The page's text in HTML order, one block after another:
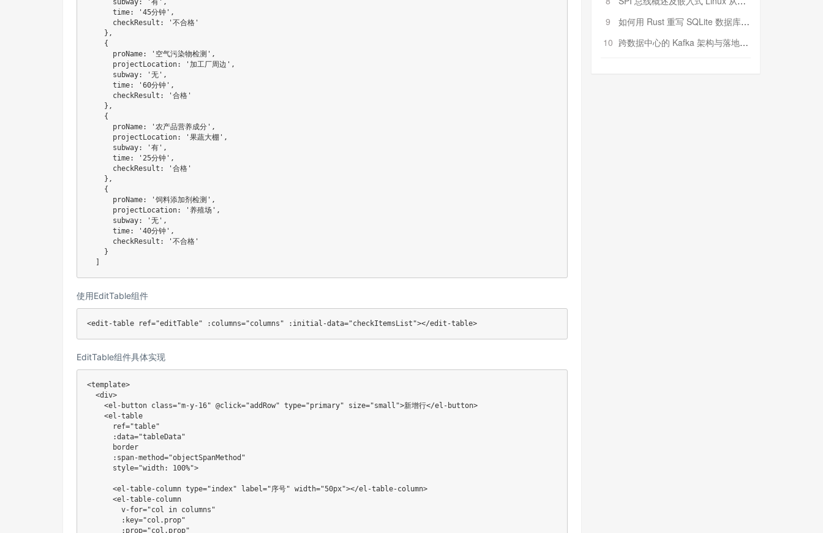
      time
: '45分钟' ,
      checkResult
:
'不合格'
} ,
{
      proName
: '空气污染物检测' ,
      projectLocation
: '加工厂周边' ,
      subway
: '无' ,
      time
: '60分钟' ,
      checkResult
:
'合格'
} ,
{
      proName
: '农产品营养成分' ,
      projectLocation
: '果蔬大棚' ,
      subway
: '有' ,
      time
: '25分钟' ,
      checkResult
:
'合格'
} ,
{
      proName
: '饲料添加剂检测' ,
      projectLocation
: '养殖场' ,
      subway
: '无' ,
      time
: '40分钟' ,
      checkResult
:
'不合格'
}
]
使用EditTable组件
<edit-table ref="editTable" :columns="columns " :initial-data="checkItemsList "></edit-table>
EditTable组件具体实现
<template>
<div>
<el - button class="m-y-16" @click="addRow" type="primary" size="small">新增行</el - button>
<el -table
      ref
="table"
:data="tableData"
      border
: span-method="objectSpanMethod"
      style
="width: 100%">
<el -table-column type="index" label ="序号" width="50px"></el -table-column>
<el -table-column
        v
-for="col in columns"
: key="col.prop"
: prop="col.prop"
9
如何用 Rust 重写 SQLite 数据库（二）:是否有市场空间？
10 跨数据中心的 Kafka 架构与落地实战